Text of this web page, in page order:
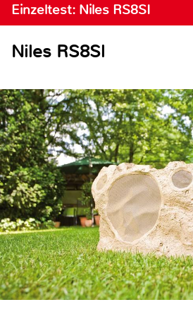
Einzeltest: Niles RS8SI
Niles RS8Sl